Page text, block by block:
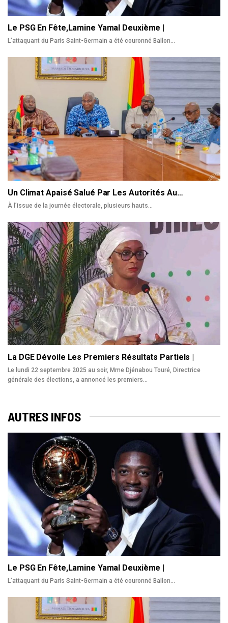
Le PSG En Fête,Lamine Yamal Deuxième |
L’attaquant du Paris Saint-Germain a été couronné Ballon…
Un Climat Apaisé Salué Par Les Autorités Au…
À l’issue de la journée électorale, plusieurs hauts
La DGE Dévoile Les Premiers Résultats Partiels |
Le lundi 22 septembre 2025 au soir, Mme Djénabou Touré, Directrice
générale des élections, a annoncé les premiers…
AUTRES INFOS
Le PSG En Fête,Lamine Yamal Deuxième |
L’attaquant du Paris Saint-Germain a été couronné Ballon…